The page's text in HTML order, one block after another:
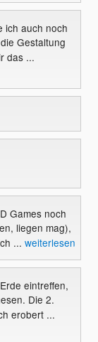
ich auch noch
Gestaltung
das ...
Games noch
liegen mag),
... weiterlesen
eintreffen,
Die 2.
erobert ...